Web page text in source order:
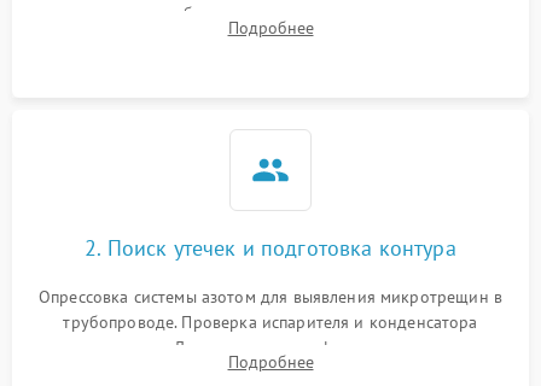
1000 ₽
1800 ₽
сопротивления обмоток мотора, проверка термостата и
считывание кодов ошибок с электронного дисплея.
Подробнее
2. Поиск утечек и подготовка контура
Опрессовка системы азотом для выявления микротрещин в
трубопроводе. Проверка испарителя и конденсатора
течеискателем. Демонтаж старого фильтра-осушителя и
продувка капиллярной трубки для устранения засоров.
Подробнее